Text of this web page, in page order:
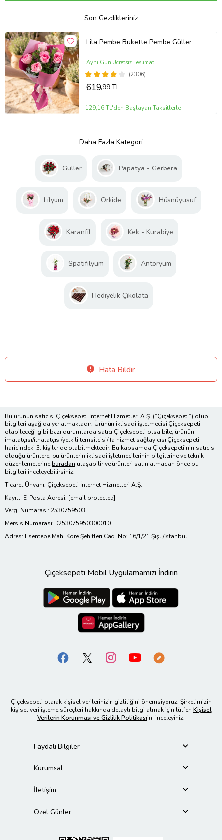
Son Gezdikleriniz
Lila Pembe Bukette Pembe Güller
(2306)
Aynı Gün Ücretsiz Teslimat
619,99 TL
129,16 TL'den Başlayan Taksitlerle
Daha Fazla Kategori
Güller Papatya - Gerbera
Lilyum Orkide Hüsnüyusuf
Karanfil Kek - Kurabiye
Spatifilyum Antoryum
Hediyelik Çikolata
Hata Bildir
Bu ürünün satıcısı Çiçeksepeti İnternet Hizmetleri A.Ş. (“Çiçeksepeti”) olup
bilgileri aşağıda yer almaktadır. Ürünün iktisadi işletmecisi Çiçeksepeti
olabileceği gibi bazı durumlarda satıcı Çiçeksepeti olsa bile, ürünün
imalatçısı/ithalatçısı/yetkili temsilcisi/ifa hizmet sağlayıcısı Çiçeksepeti
haricindeki 3. kişiler de olabilmektedir. Bu kapsamda Çiçeksepeti’nin satıcısı
olduğu ürünlere, bu ürünlerin iktisadi işletmecilerinin bilgilerine ve teknik
düzenlemelerineburadan ulaşabilir ve ürünleri satın almadan önce bu
bilgileri inceleyebilirsiniz.
Ticaret Ünvanı: Çiçeksepeti İnternet Hizmetleri A.Ş.
Kayıtlı E-Posta Adresi: [email protected]
Vergi Numarası: 2530759503
Mersis Numarası: 0253075950300010
Adres: Esentepe Mah. Kore Şehitleri Cad. No: 16/1/21 Şişli/İstanbul
Çiçeksepeti Mobil Uygulamamızı İndirin
Çiçeksepeti olarak kişisel verilerinizin gizliliğini önemsiyoruz. Şirketimizin
kişisel veri işleme süreçleri hakkında detaylı bilgi almak için lütfen Kişisel
Verilerin Korunması ve Gizlilik Politikası’nı inceleyiniz.
Faydalı Bilgiler
Kurumsal
İletişim
Özel Günler